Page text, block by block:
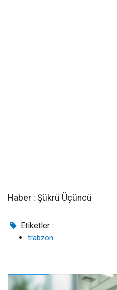
Haber : Şükrü Üçüncü
Etiketler :
trabzon